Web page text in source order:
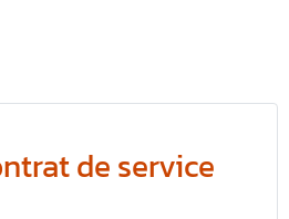
de service